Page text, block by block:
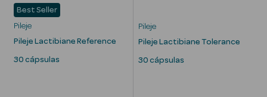
Cuidados de
Mãos
Cuidados de
Pés
Best Seller
Pileje
Pileje Lactibiane Reference
30 cápsulas
Pileje
Pileje Lactibiane Tolerance
30 cápsulas